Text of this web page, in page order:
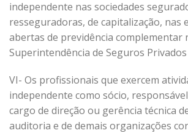
independente nas sociedades
resseguradoras, de capitalização, nas
abertas de previdência complementar
Superintendência de Seguros Privados
VI- Os profissionais que exercem
independente como sócio,
cargo de direção ou gerência técnica
auditoria e de demais organizações